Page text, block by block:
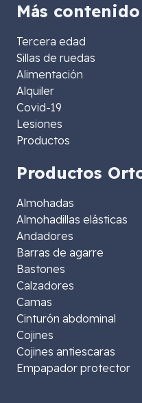
Más
Tercera edad
Sillas de ruedas
Alimentación
Alquiler
Covid-19
Lesiones
Productos
Productos
Almohadas
Almohadillas elásticas
Andadores
Barras de agarre
Bastones
Calzadores
Camas
Cinturón abdominal
Cojines
Cojines antiescaras
Empapador protector